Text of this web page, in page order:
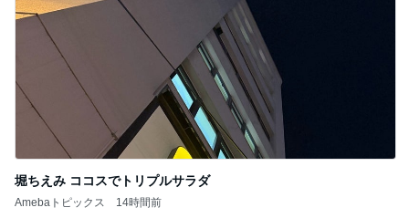
堀ちえみ ココスでトリプルサラダ
Amebaトピックス 14時間前